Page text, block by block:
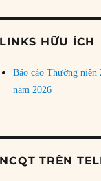
chủ
LINKS HỮU ÍCH
Báo cáo Thường
năm 2026
NCQT TRÊN